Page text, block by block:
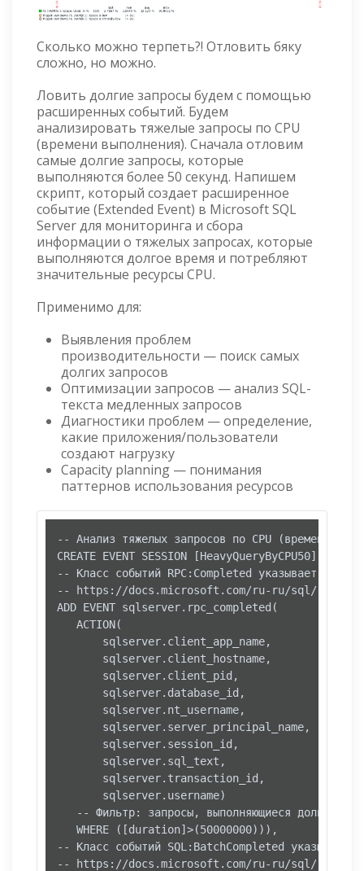
Сколько можно терпеть?! Отловить бяку
сложно, но можно.
Ловить долгие запросы будем с помощью
расширенных событий. Будем
анализировать тяжелые запросы по CPU
(времени выполнения). Сначала отловим
самые долгие запросы, которые
выполняются более 50 секунд. Напишем
скрипт, который создает расширенное
событие (Extended Event) в Microsoft SQL
Server для мониторинга и сбора
информации о тяжелых запросах, которые
выполняются долгое время и потребляют
значительные ресурсы CPU.
Применимо для:
Выявления проблем
производительности — поиск самых
долгих запросов
Оптимизации запросов — анализ SQL-
текста медленных запросов
Диагностики проблем — определение,
какие приложения/пользователи
создают нагрузку
Capacity planning — понимания
паттернов использования ресурсов
-- Анализ тяжелых запросов по CPU (времени
CREATE EVENT SESSION [HeavyQueryByCPU50] ON
-- Класс событий RPC:Completed указывает, что
-- https://docs.microsoft.com/ru-ru/sql/
ADD EVENT sqlserver.rpc_completed(
   ACTION(
       sqlserver.client_app_name,
       sqlserver.client_hostname,
       sqlserver.client_pid,
       sqlserver.database_id,
       sqlserver.nt_username,
       sqlserver.server_principal_name,
       sqlserver.session_id,
       sqlserver.sql_text,
       sqlserver.transaction_id,
       sqlserver.username)
-- Фильтр: запросы, выполняющиеся дольше 50
   WHERE ([duration]>(50000000))),
-- Класс событий SQL:BatchCompleted указывает
-- https://docs.microsoft.com/ru-ru/sql/